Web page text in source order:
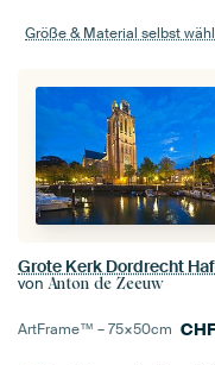
Größe & Material selbst
Grote Kerk Dordrecht
von Anton de Zeeuw
ArtFrame™ –75×50cm CHF